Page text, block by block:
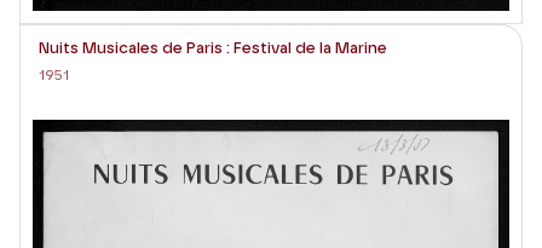
Nuits Musicales de Paris : Festival de la Marine
1951